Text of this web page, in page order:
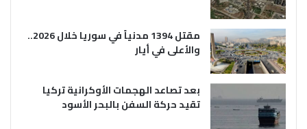
مقتل 1394 مدنياً في سوريا خلال 2026..
والأعلى في أيار
بعد تصاعد الهجمات الأوكرانية تركيا
تقيد حركة السفن بالبحر الأسود